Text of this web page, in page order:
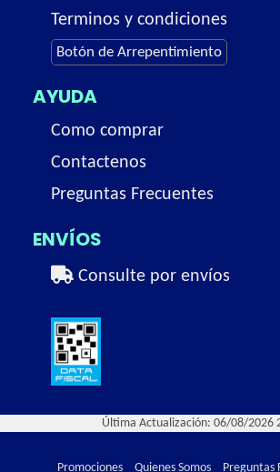
Terminos y condiciones
Botón de Arrepentimiento
AYUDA
Como comprar
Contactenos
Preguntas Frecuentes
ENVÍOS
Consulte por envíos
Última Actualización: 06/08/2026
Promociones Quienes Somos Preguntas